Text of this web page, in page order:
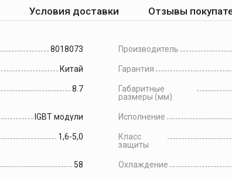
Условия доставки Отзывы
8018073 Производитель
Китай Гарантия
8.7
Габаритные
размеры (мм)
IGBT модули Исполнение
1,6-5,0
Класс
защиты
58 Охлаждение